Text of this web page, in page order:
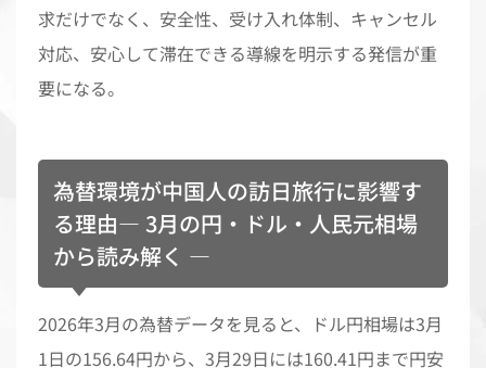
求だけでなく、安全性、受け入れ体制、キャンセル
対応、安心して滞在できる導線を明示する発信が重
要になる。
為替環境が中国人の訪日旅行に影響す
る理由― 3月の円・ドル・人民元相場
から読み解く ―
2026年3月の為替データを見ると、ドル円相場は3月
1日の156.64円から、3月29日には160.41円まで円安